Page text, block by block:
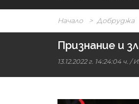
Начало > Добруджа
Признание и
13.12.2022 г. 14:24:04 ч. /